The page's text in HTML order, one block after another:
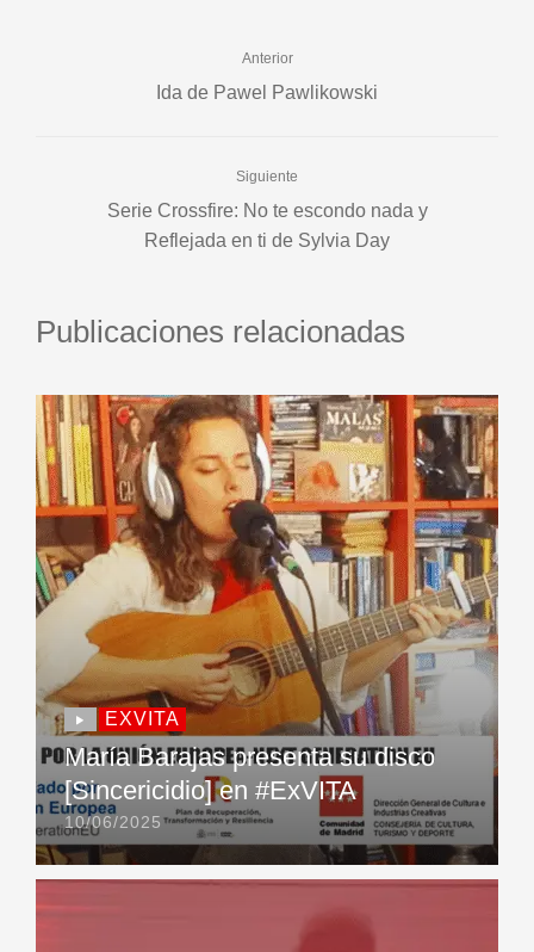
Anterior
Ida de Pawel Pawlikowski
Siguiente
Serie Crossfire: No te escondo nada y
Reflejada en ti de Sylvia Day
Publicaciones relacionadas
EXVITA
María Barajas presenta su disco
[Sincericidio] en #ExVITA
10/06/2025